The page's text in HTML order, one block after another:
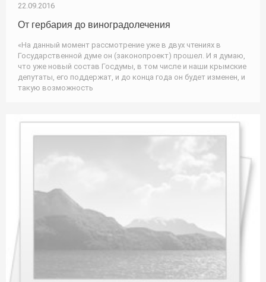
22.09.2016
От гербария до виноградолечения
«На данный момент рассмотрение уже в двух чтениях в
Государственной думе он (законопроект) прошел. И я думаю,
что уже новый состав Госдумы, в том числе и наши крымские
депутаты, его поддержат, и до конца года он будет изменен, и
такую возможность